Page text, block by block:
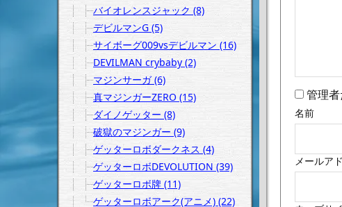
管理
名前
メールア
バイオレンスジャック (8)
デビルマンG (5)
サイボーグ009vsデビルマン (16)
DEVILMAN crybaby (2)
マジンサーガ (6)
真マジンガーZERO (15)
ダイノゲッター (8)
破獄のマジンガー (9)
ゲッターロボダークネス (4)
ゲッターロボDEVOLUTION (39)
ゲッターロボ牌 (11)
ゲッターロボアーク(アニメ) (22)